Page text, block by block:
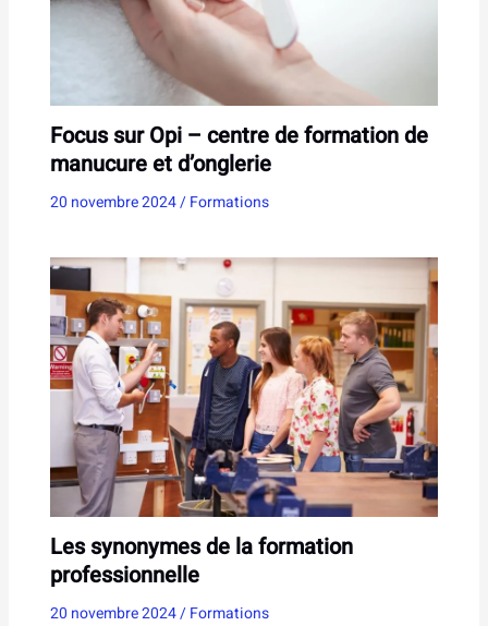
Focus sur Opi – centre de formation de
manucure et d’onglerie
20 novembre 2024/Formations
Les synonymes de la formation
professionnelle
20 novembre 2024/Formations